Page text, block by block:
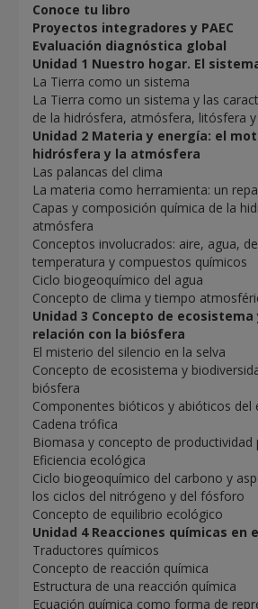
Conoce tu libro
Proyectos integradores y PAEC
Evaluación diagnóstica global
Unidad 1 Nuestro hogar. El
La Tierra como un sistema
La Tierra como un sistema y las
de la hidrósfera, atmósfera, litósfera
Unidad 2 Materia y energía: el
hidrósfera y la atmósfera
Las palancas del clima
La materia como herramienta: un
Capas y composición química de la
atmósfera
Conceptos involucrados: aire, agua,
temperatura y compuestos químicos
Ciclo biogeoquímico del agua
Concepto de clima y tiempo
Unidad 3 Concepto de
relación con la biósfera
El misterio del silencio en la selva
Concepto de ecosistema y
biósfera
Componentes bióticos y abióticos del
Cadena trófica
Biomasa y concepto de productividad
Eficiencia ecológica
Ciclo biogeoquímico del carbono y
los ciclos del nitrógeno y del fósforo
Concepto de equilibrio ecológico
Unidad 4 Reacciones químicas en
Traductores químicos
Concepto de reacción química
Estructura de una reacción química
Ecuación química como forma de